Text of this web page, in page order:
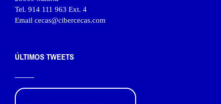
Tel. 914 111 963 Ext. 4
Email cecas@cibercecas.com
ÚLTIMOS TWEETS